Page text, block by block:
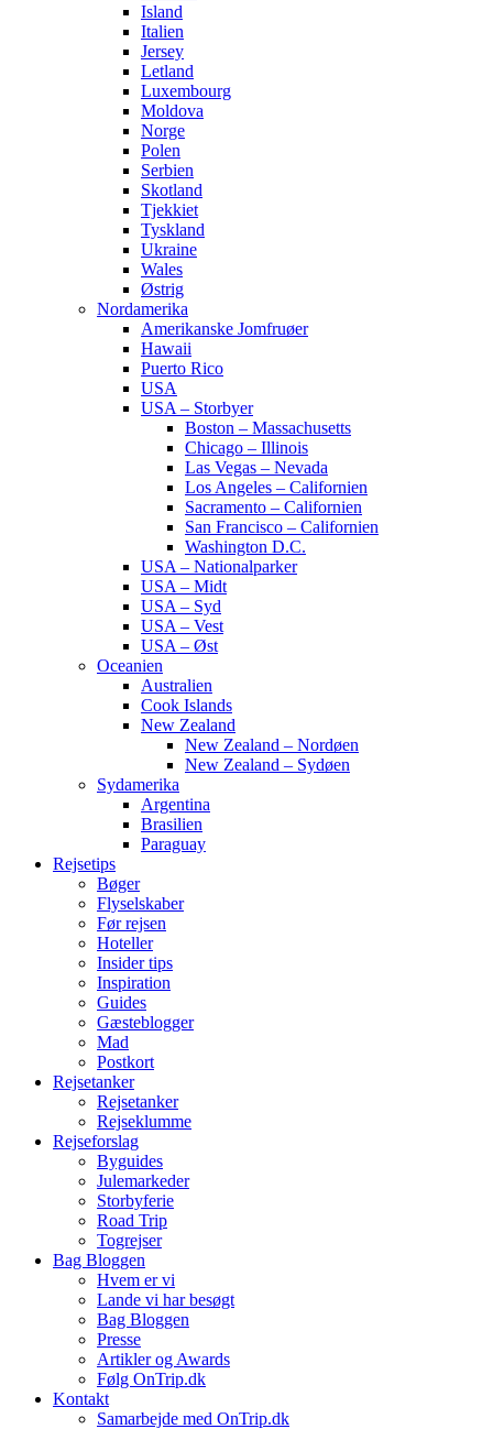
Island
Italien
Jersey
Letland
Luxembourg
Moldova
Norge
Polen
Serbien
Skotland
Tjekkiet
Tyskland
Ukraine
Wales
Østrig
Nordamerika
Amerikanske Jomfruøer
Hawaii
Puerto Rico
USA
USA – Storbyer
Boston – Massachusetts
Chicago – Illinois
Las Vegas – Nevada
Los Angeles – Californien
Sacramento – Californien
San Francisco – Californien
Washington D.C.
USA – Nationalparker
USA – Midt
USA – Syd
USA – Vest
USA – Øst
Oceanien
Australien
Cook Islands
New Zealand
New Zealand – Nordøen
New Zealand – Sydøen
Sydamerika
Argentina
Brasilien
Paraguay
Rejsetips
Bøger
Flyselskaber
Før rejsen
Hoteller
Insider tips
Inspiration
Guides
Gæsteblogger
Mad
Postkort
Rejsetanker
Rejsetanker
Rejseklumme
Rejseforslag
Byguides
Julemarkeder
Storbyferie
Road Trip
Togrejser
Bag Bloggen
Hvem er vi
Lande vi har besøgt
Bag Bloggen
Presse
Artikler og Awards
Følg OnTrip.dk
Kontakt
Samarbejde med OnTrip.dk